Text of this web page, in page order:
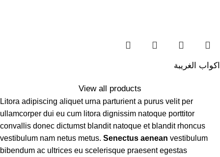
اكواب الغريبة
View all products
Litora adipiscing aliquet urna parturient a purus velit per
ullamcorper dui eu cum litora dignissim natoque porttitor
convallis donec dictumst blandit natoque et blandit rhoncus
vestibulum nam netus metus. Senectus aenean vestibulum
bibendum ac ultrices eu scelerisque praesent egestas